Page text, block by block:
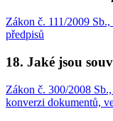
Zákon č. 111/2009
předpisů
18. Jaké jsou
Zákon č. 300/2008
konverzi dokumentů,